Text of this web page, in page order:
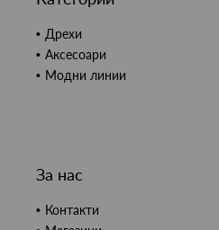
Дрехи
Аксесоари
Модни линии
За нас
Контакти